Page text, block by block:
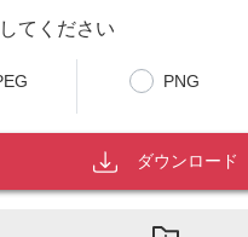
てください
PNG
ダウンロード